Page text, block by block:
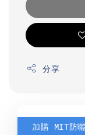
分享